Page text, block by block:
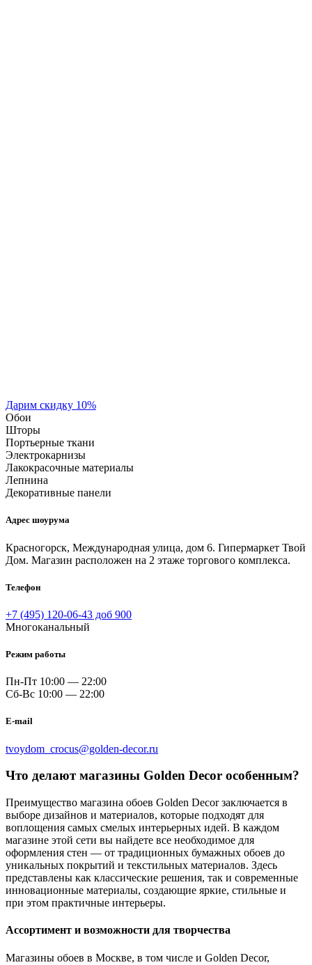
Дарим скидку 10%
Обои
Шторы
Портьерные ткани
Электрокарнизы
Лакокрасочные материалы
Лепнина
Декоративные панели
Адрес шоурума
Красногорск, Международная улица, дом 6. Гипермаркет Твой
Дом. Магазин расположен на 2 этаже торгового комплекса.
Телефон
+7 (495) 120-06-43 доб 900
Многоканальный
Режим работы
Пн-Пт 10:00 — 22:00
Сб-Вс 10:00 — 22:00
E-mail
tvoydom_crocus@golden-decor.ru
Что делают магазины Golden Decor особенным?
Преимущество магазина обоев Golden Decor заключается в
выборе дизайнов и материалов, которые подходят для
воплощения самых смелых интерьерных идей. В каждом
магазине этой сети вы найдете все необходимое для
оформления стен — от традиционных бумажных обоев до
уникальных покрытий и текстильных материалов. Здесь
представлены как классические решения, так и современные
инновационные материалы, создающие яркие, стильные и
при этом практичные интерьеры.
Ассортимент и возможности для творчества
Магазины обоев в Москве, в том числе и Golden Decor,